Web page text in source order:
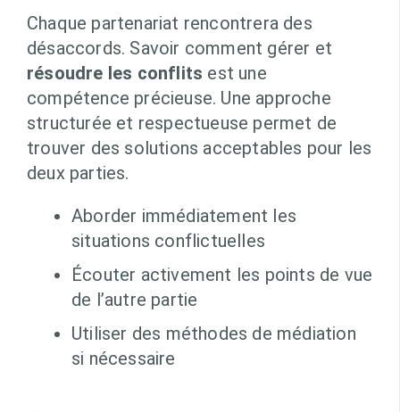
Chaque partenariat rencontrera des
désaccords. Savoir comment gérer et
résoudre les conflits est une
compétence précieuse. Une approche
structurée et respectueuse permet de
trouver des solutions acceptables pour les
deux parties.
Aborder immédiatement les
situations conflictuelles
Écouter activement les points de vue
de l’autre partie
Utiliser des méthodes de médiation
si nécessaire